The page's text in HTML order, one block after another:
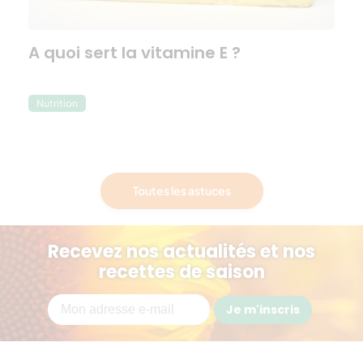
A quoi sert la vitamine E ?
Nutrition
Toutes les astuces
Recevez nos actualités et nos
recettes de saison
Je m'inscris